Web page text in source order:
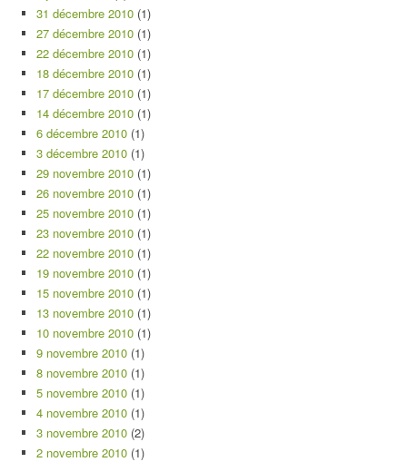
31 décembre 2010 (1)
27 décembre 2010 (1)
22 décembre 2010 (1)
18 décembre 2010 (1)
17 décembre 2010 (1)
14 décembre 2010 (1)
6 décembre 2010 (1)
3 décembre 2010 (1)
29 novembre 2010 (1)
26 novembre 2010 (1)
25 novembre 2010 (1)
23 novembre 2010 (1)
22 novembre 2010 (1)
19 novembre 2010 (1)
15 novembre 2010 (1)
13 novembre 2010 (1)
10 novembre 2010 (1)
9 novembre 2010 (1)
8 novembre 2010 (1)
5 novembre 2010 (1)
4 novembre 2010 (1)
3 novembre 2010 (2)
2 novembre 2010 (1)